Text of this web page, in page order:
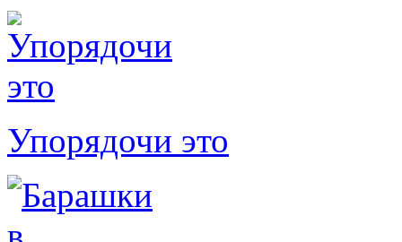
Упорядочи это